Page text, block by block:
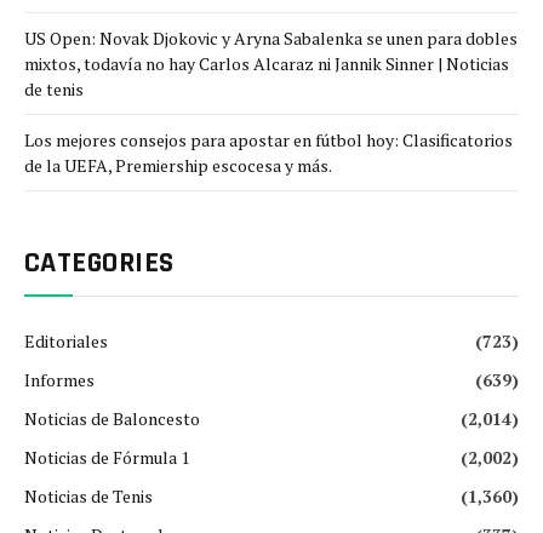
US Open: Novak Djokovic y Aryna Sabalenka se unen para dobles
mixtos, todavía no hay Carlos Alcaraz ni Jannik Sinner | Noticias
de tenis
Los mejores consejos para apostar en fútbol hoy: Clasificatorios
de la UEFA, Premiership escocesa y más.
CATEGORIES
Editoriales
(723)
Informes
(639)
Noticias de Baloncesto
(2,014)
Noticias de Fórmula 1
(2,002)
Noticias de Tenis
(1,360)